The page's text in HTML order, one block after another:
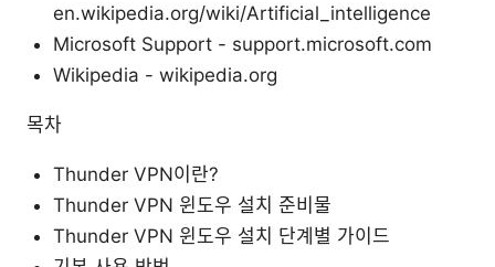
en.wikipedia.org/wiki/Artificial_intelligence
Microsoft Support - support.microsoft.com
Wikipedia - wikipedia.org
목차
Thunder VPN이란?
Thunder VPN 윈도우 설치 준비물
Thunder VPN 윈도우 설치 단계별 가이드